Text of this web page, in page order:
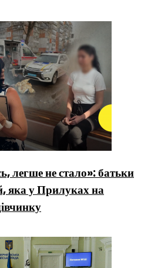
легше не стало»: батьки
яка у Прилуках на